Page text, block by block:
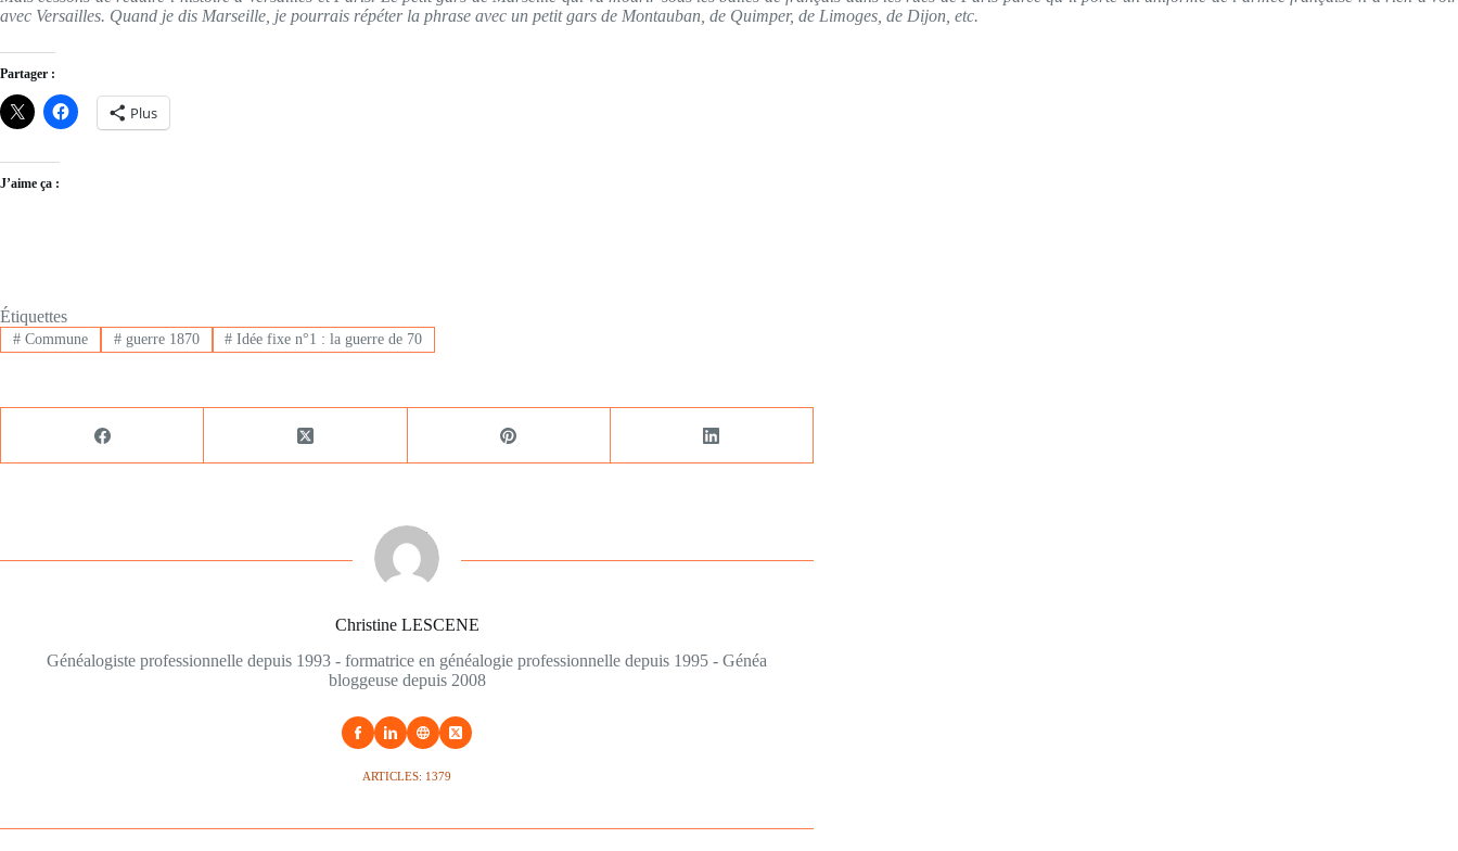
avec Versailles. Quand je dis Marseille, je pourrais répéter la phrase avec un petit gars de Montauban, de Quimper, de Limoges, de Dijon, etc.
Partager :
Plus
J’aime ça :
Étiquettes
#Commune #guerre 1870 # Idée fixe n°1 : la guerre de 70
Christine LESCENE
Généalogiste professionnelle depuis 1993 - formatrice en généalogie professionnelle depuis 1995 - Généa
bloggeuse depuis 2008
ARTICLES: 1379